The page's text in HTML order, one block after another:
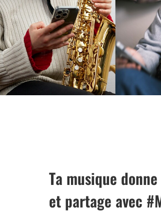
Ta musique
et partage avec